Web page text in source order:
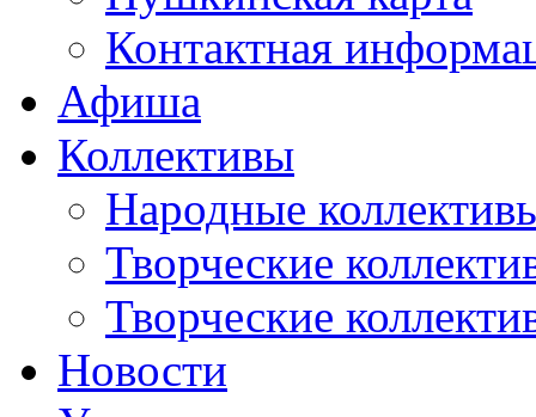
Контактная
Афиша
Коллективы
Народные
Творческие
Творческие
Новости